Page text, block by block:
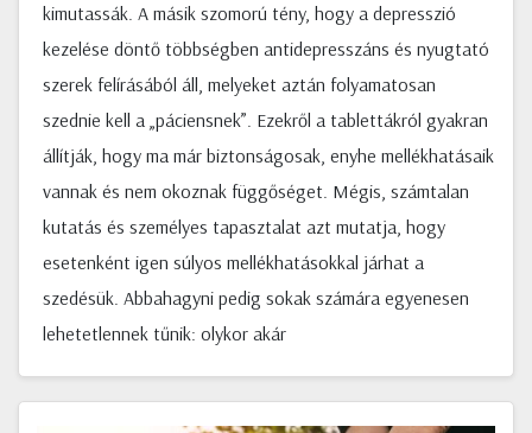
kimutassák. A másik szomorú tény, hogy a depresszió
kezelése döntő többségben antidepresszáns és nyugtató
szerek felírásából áll, melyeket aztán folyamatosan
szednie kell a „páciensnek”. Ezekről a tablettákról gyakran
állítják, hogy ma már biztonságosak, enyhe mellékhatásaik
vannak és nem okoznak függőséget. Mégis, számtalan
kutatás és személyes tapasztalat azt mutatja, hogy
esetenként igen súlyos mellékhatásokkal járhat a
szedésük. Abbahagyni pedig sokak számára egyenesen
lehetetlennek tűnik: olykor akár